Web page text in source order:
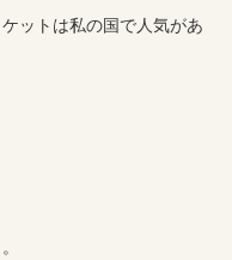
ットは私の国で人気があ